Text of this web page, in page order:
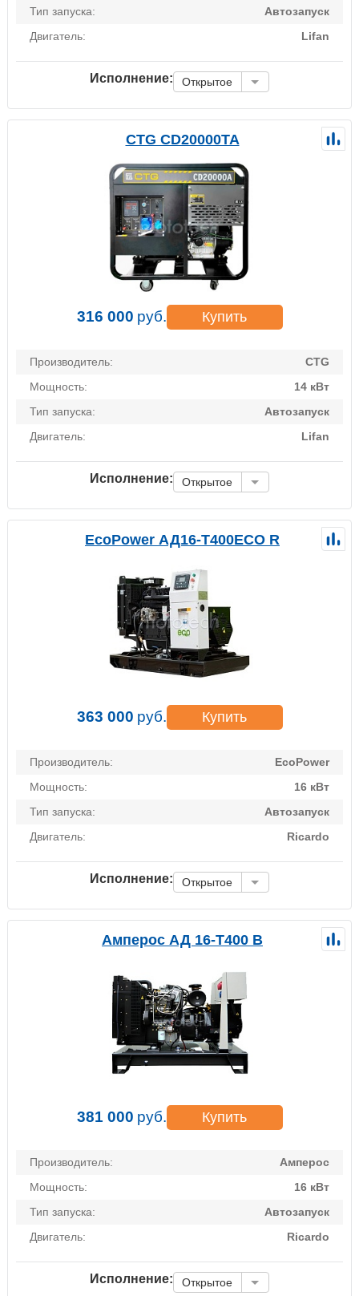
Тип запуска:
Автозапуск
Двигатель:
Lifan
Исполнение: Открытое
CTG CD20000TA
316 000 руб. Купить
Производитель:
CTG
Мощность:
14 кВт
Тип запуска:
Автозапуск
Двигатель:
Lifan
Исполнение: Открытое
EcoPower АД16-T400ECO R
363 000 руб. Купить
Производитель:
EcoPower
Мощность:
16 кВт
Тип запуска:
Автозапуск
Двигатель:
Ricardo
Исполнение: Открытое
Амперос АД 16-Т400 B
381 000 руб. Купить
Производитель:
Амперос
Мощность:
16 кВт
Тип запуска:
Автозапуск
Двигатель:
Ricardo
Исполнение: Открытое